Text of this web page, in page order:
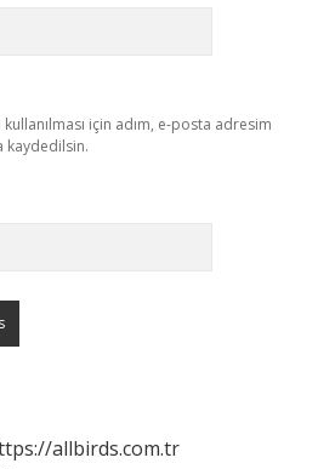
için adım, e-posta adresim
kaydedilsin.
allbirds.com.tr